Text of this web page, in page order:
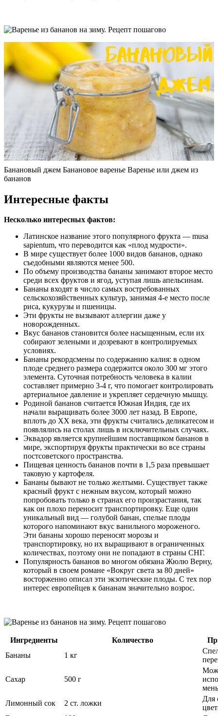
Банановый джем Банановое варенье Варенье или джем из
бананов
Интересные факты
Несколько интересных фактов:
Латинское название этого популярного фрукта — musa
sapientum, что переводится как «плод мудрости».
В мире существует более 1000 видов бананов, однако
съедобными являются менее 500.
По объему производства бананы занимают второе место
среди всех фруктов и ягод, уступая лишь апельсинам.
Бананы входят в число самых востребованных
сельскохозяйственных культур, занимая 4-е место после
риса, кукурузы и пшеницы.
Эти фрукты не вызывают аллергии даже у
новорожденных.
Вкус бананов становится более насыщенным, если их
собирают зелеными и дозревают в контролируемых
условиях.
Бананы рекордсмены по содержанию калия: в одном
плоде среднего размера содержится около 300 мг этого
элемента. Суточная потребность человека в калии
составляет примерно 3-4 г, что помогает контролировать
артериальное давление и укрепляет сердечную мышцу.
Родиной бананов считается Южная Индия, где их
начали выращивать более 3000 лет назад. В Европе,
вплоть до XX века, эти фрукты считались деликатесом и
появлялись на столах лишь в исключительных случаях.
Эквадор является крупнейшим поставщиком бананов в
мире, экспортируя фрукты практически во все страны
постсоветского пространства.
Пищевая ценность бананов почти в 1,5 раза превышает
таковую у картофеля.
Бананы бывают не только желтыми. Существует также
красный фрукт с нежным вкусом, который можно
попробовать только в странах его произрастания, так
как он плохо переносит транспортировку. Еще один
уникальный вид — голубой банан, спелые плоды
которого напоминают вкус ванильного мороженого.
Эти бананы хорошо переносят морозы и
транспортировку, но их выращивают в ограниченных
количествах, поэтому они не попадают в страны СНГ.
Популярность бананов во многом обязана Жюлю Верну,
который в своем романе «Вокруг света за 80 дней»
восторженно описал эти экзотические плоды. С тех пор
интерес европейцев к бананам значительно возрос.
Ингредиенты Количество
Бананы
1 кг
Сахар 500 г
Лимонный сок
2 ст. ложки
Для